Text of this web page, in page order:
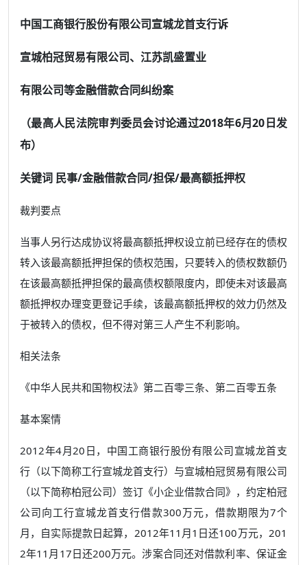
中国工商银行股份有限公司宣城龙首支行诉
宣城柏冠贸易有限公司、江苏凯盛置业
有限公司等金融借款合同纠纷案
（最高人民法院审判委员会讨论通过2018年6月20日发
布）
关键词 民事/金融借款合同/担保/最高额抵押权
裁判要点
当事人另行达成协议将最高额抵押权设立前已经存在的债权
转入该最高额抵押担保的债权范围，只要转入的债权数额仍
在该最高额抵押担保的最高债权额限度内，即使未对该最高
额抵押权办理变更登记手续，该最高额抵押权的效力仍然及
于被转入的债权，但不得对第三人产生不利影响。
相关法条
《中华人民共和国物权法》第二百零三条、第二百零五条
基本案情
2012年4月20日，中国工商银行股份有限公司宣城龙首支
行（以下简称工行宣城龙首支行）与宣城柏冠贸易有限公司
（以下简称柏冠公司）签订《小企业借款合同》，约定柏冠
公司向工行宣城龙首支行借款300万元，借款期限为7个
月，自实际提款日起算，2012年11月1日还100万元，201
2年11月17日还200万元。涉案合同还对借款利率、保证金